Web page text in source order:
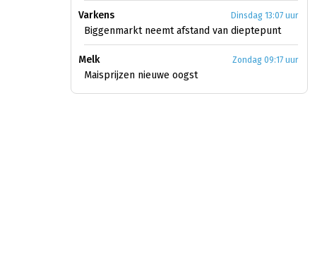
Varkens Dinsdag 13:07 uur
Biggenmarkt neemt afstand van dieptepunt
Melk Zondag 09:17 uur
Maisprijzen nieuwe oogst